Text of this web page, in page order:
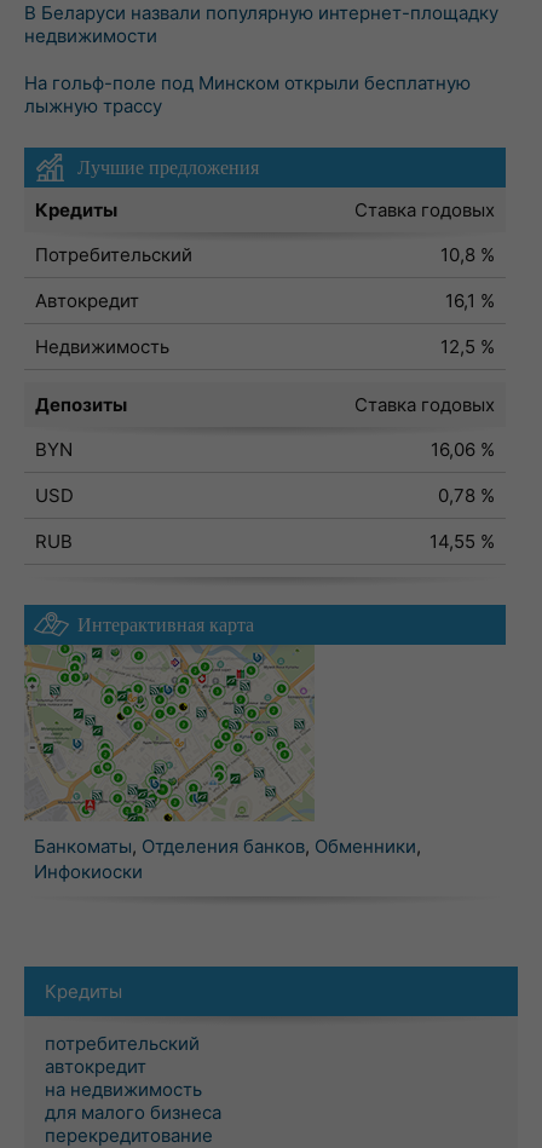
В Беларуси назвали популярную интернет-площадку
недвижимости
На гольф-поле под Минском открыли бесплатную
лыжную трассу
Лучшие предложения
Кредиты
Ставка годовых
Потребительский
10,8 %
Автокредит
16,1 %
Недвижимость
12,5 %
Депозиты
Ставка годовых
BYN
16,06 %
USD
0,78 %
RUB
14,55 %
Интерактивная карта
Банкоматы, Отделения банков, Обменники,
Инфокиоски
Кредиты
потребительский
автокредит
на недвижимость
для малого бизнеса
перекредитование